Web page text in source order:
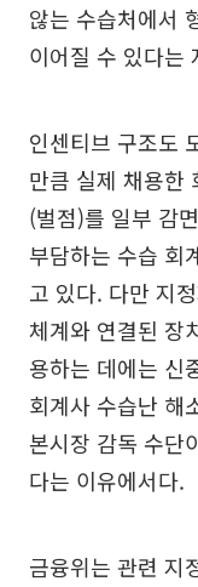
않는 수습처에서
이어질 수 있다는
인센티브 구조도
만큼 실제 채용한
(벌점)를 일부 감
부담하는 수습 회
고 있다. 다만 지
체계와 연결된 장
용하는 데에는 신
회계사 수습난 해
본시장 감독 수단
다는 이유에서다.
금융위는 관련 지